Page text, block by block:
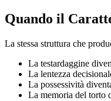
Quando il
La stessa struttura che
La testardaggine
La lentezza
La possessività
La memoria del torto